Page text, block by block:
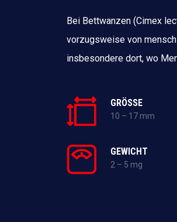
Bei Bettwanzen (Cimex
vorzugsweise von
insbesondere dort, wo
GRÖSSE
10 – 17 mm
GEWICHT
2 – 5 mg